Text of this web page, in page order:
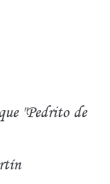
"Pedrito de